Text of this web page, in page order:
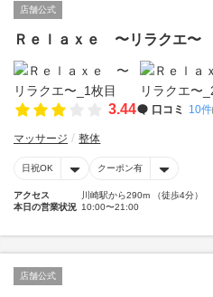
店舗公式
Ｒｅｌａｘｅ 〜リラクエ〜
3.44 口コミ 10件
マッサージ 整体
日祝OK クーポン有
アクセス
川崎駅から290m （徒歩4分）
本日の営業状況 10:00〜21:00
店舗公式